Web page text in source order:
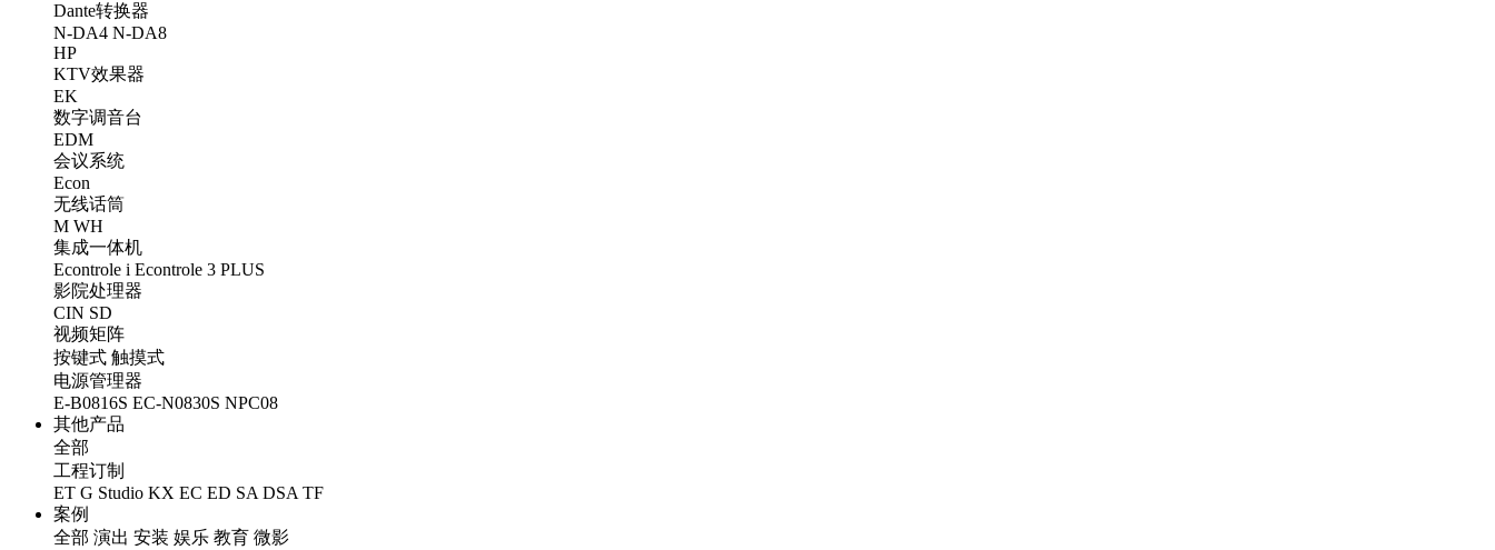
Dante转换器
N-DA4 N-DA8
HP
KTV效果器
EK
数字调音台
EDM
会议系统
Econ
无线话筒
M WH
集成一体机
Econtrole i Econtrole 3 PLUS
影院处理器
CIN SD
视频矩阵
按键式 触摸式
电源管理器
E-B0816S EC-N0830S NPC08
其他产品
全部
工程订制
ET G Studio KX EC ED SA DSA TF
案例
全部 演出 安装 娱乐 教育 微影